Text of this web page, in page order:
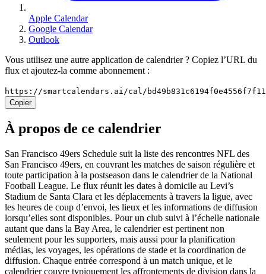
Apple Calendar
Google Calendar
Outlook
Vous utilisez une autre application de calendrier ? Copiez l’URL du
flux et ajoutez-la comme abonnement :
https://smartcalendars.ai/cal/
Copier
À propos de ce calendrier
San Francisco 49ers Schedule suit la liste des rencontres NFL des
San Francisco 49ers, en couvrant les matches de saison régulière et
toute participation à la postseason dans le calendrier de la National
Football League. Le flux réunit les dates à domicile au Levi’s
Stadium de Santa Clara et les déplacements à travers la ligue, avec
les heures de coup d’envoi, les lieux et les informations de diffusion
lorsqu’elles sont disponibles. Pour un club suivi à l’échelle nationale
autant que dans la Bay Area, le calendrier est pertinent non
seulement pour les supporters, mais aussi pour la planification
médias, les voyages, les opérations de stade et la coordination de
diffusion. Chaque entrée correspond à un match unique, et le
calendrier couvre typiquement les affrontements de division dans la